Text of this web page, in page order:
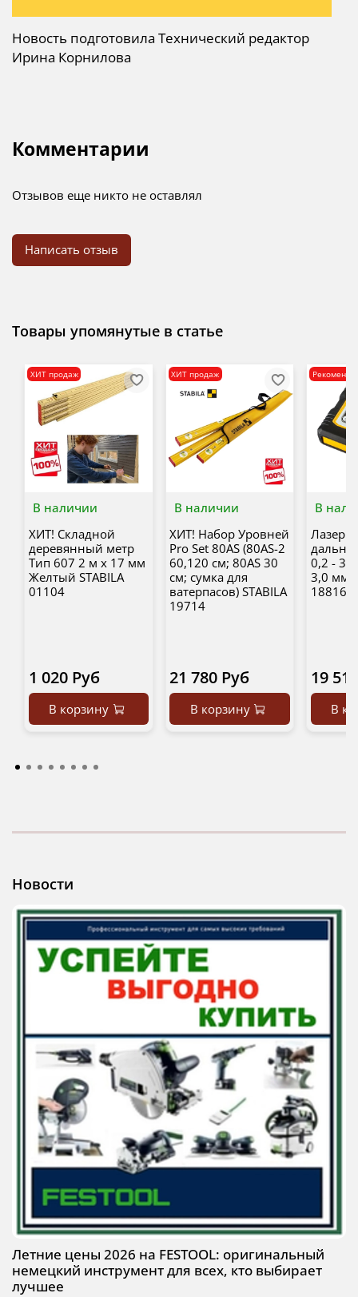
Новость подготовила Технический редактор
Ирина Корнилова
Комментарии
Отзывов еще никто не оставлял
Написать отзыв
Товары упомянутые в статье
В наличии
ХИТ продаж
ХИТ! Складной
деревянный метр
Тип 607 2 м х 17 мм
Желтый STABILA
01104
1 020 Руб
В корзину
В наличии
ХИТ продаж
ХИТ! Набор Уровней
Pro Set 80AS (80AS-2
60,120 см; 80AS 30
см; сумка для
ватерпасов) STABILA
19714
21 780 Руб
В корзину
В
0,2 - 30
3,0 мм
18816
19
В
Новости
Летние цены 2026 на FESTOOL: оригинальный
немецкий инструмент для всех, кто выбирает
лучшее